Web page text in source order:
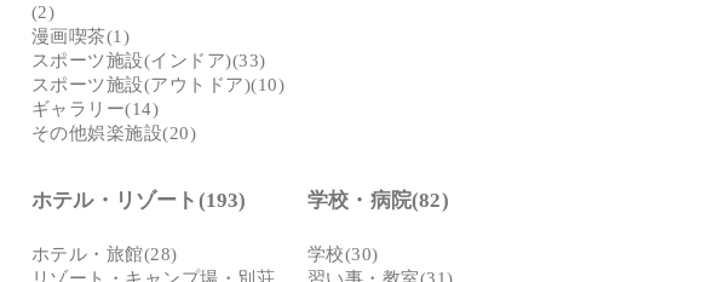
(2)
漫画喫茶(1)
スポーツ施設(インドア)(33)
スポーツ施設(アウトドア)(10)
ギャラリー(14)
その他娯楽施設(20)
ホテル・リゾート(193)
ホテル・旅館(28)
リゾート・キャンプ場・別荘
学校・病院(82)
学校(30)
習い事・教室(31)